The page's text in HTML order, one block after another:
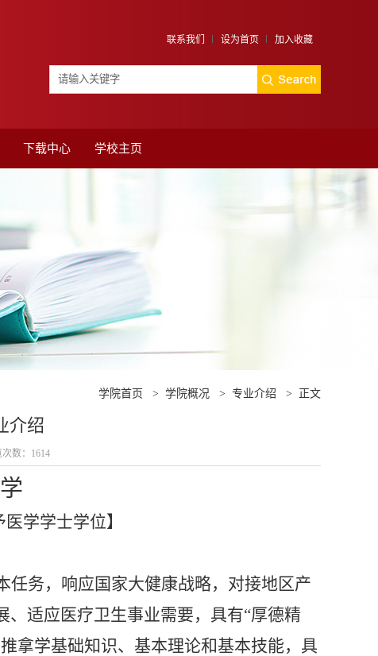
联系我们 设为首页 加入收藏
下载中心 学校主页
学院首页 > 学院概况 > 专业介绍 > 正文
介绍
数： 1614
学学士学位】
任务，响应国家大健康战略，对接地区产
、适应医疗卫生事业需要，具有“厚德精
拿学基础知识、基本理论和基本技能，具